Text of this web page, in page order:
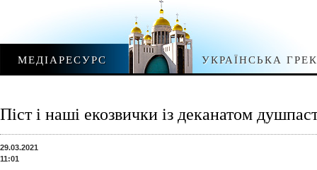
МЕДІАРЕСУРС УКРАЇНСЬКА
Піст і наші екозвички із деканатом
29.03.2021
11:01